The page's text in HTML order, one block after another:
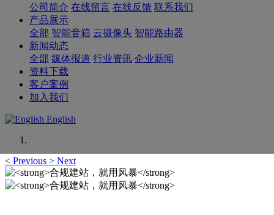
公司简介 在线留言 在线反馈 联系我们
产品展示
全部 智能音箱 云摄像头 智能路由器
新闻动态
全部 媒体报道 行业资讯 企业新闻
资料下载
客户案例
加入我们
English
< Previous > Next